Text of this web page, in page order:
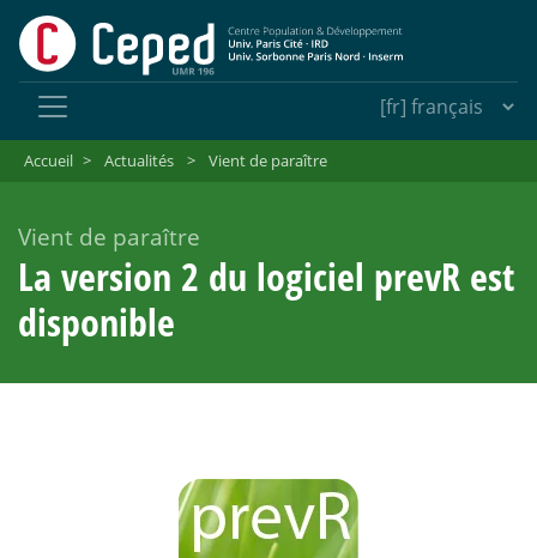
Accueil > Actualités > Vient de paraître
Vient de paraître
La version 2 du logiciel prevR est
disponible